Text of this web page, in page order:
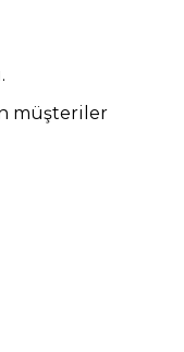
müşteriler